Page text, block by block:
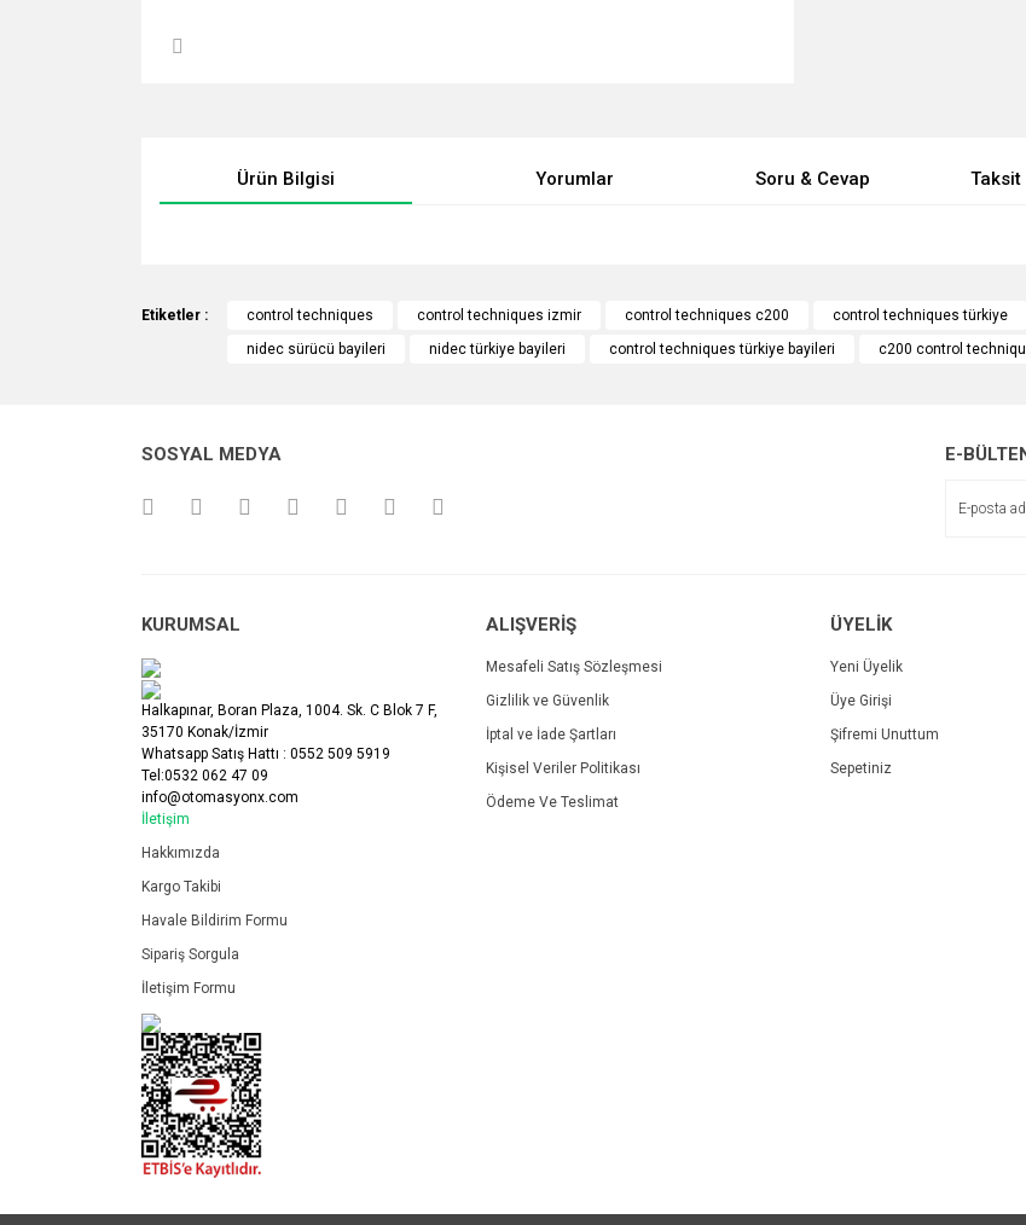
Ürün Bilgisi Yorumlar Soru & Cevap
Bu ürüne ilk yorumu siz yapın!
Ürün hakkında henüz soru sorulmamış.
Ürün resmi kalitesiz, bozuk veya görüntülenemiyor.
Ürün fiyatı diğer sitelerden daha pahalı.
Etiketler : control techniques control techniques izmir control techniques c200 control techniques türkiye
nidec sürücü bayileri
nidec türkiye bayileri control techniques türkiye bayileri c200 control
SOSYAL MEDYA E-
KURUMSAL
Halkapınar, Boran Plaza, 1004. Sk. C Blok 7 F,
35170 Konak/İzmir
Whatsapp Satış Hattı : 0552 509 5919
Tel:0532 062 47 09
info@otomasyonx.com
İletişim
Hakkımızda
Kargo Takibi
Havale Bildirim Formu
Sipariş Sorgula
İletişim Formu
ALIŞVERİŞ
Mesafeli Satış Sözleşmesi
Gizlilik ve Güvenlik
İptal ve İade Şartları
Kişisel Veriler Politikası
Ödeme Ve Teslimat
ÜYELİK
Yeni Üyelik
Üye Girişi
Şifremi Unuttum
Sepetiniz